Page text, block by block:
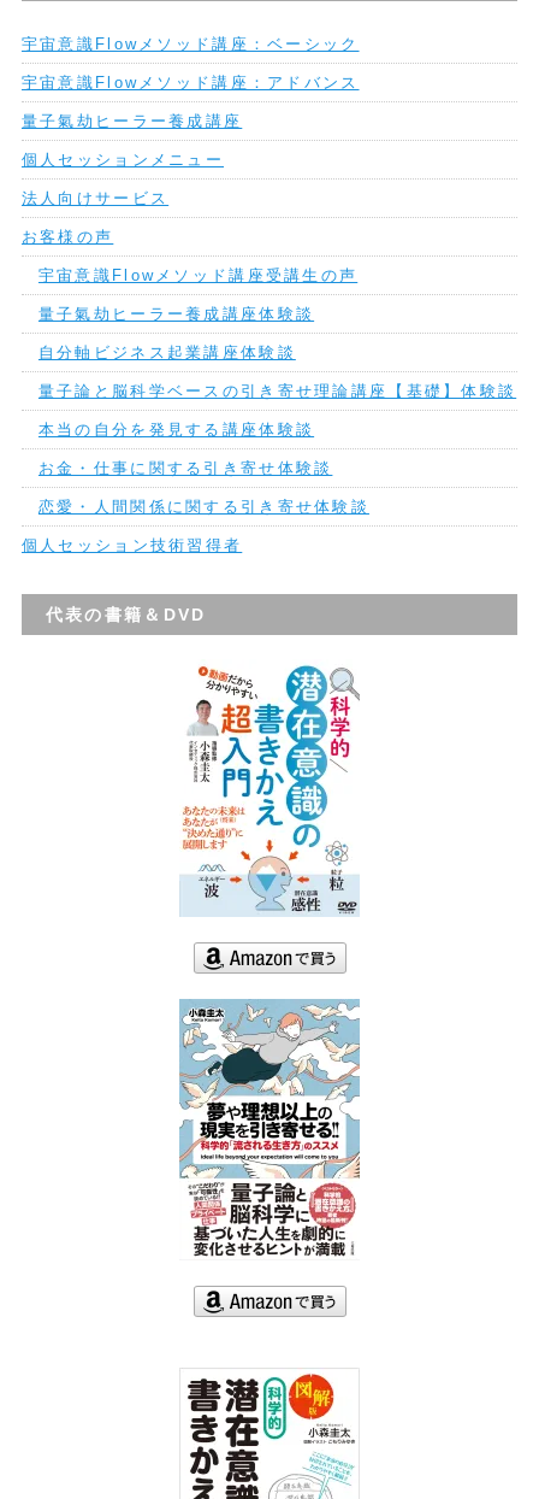
宇宙意識Flowメソッド講座：ベーシック
宇宙意識Flowメソッド講座：アドバンス
量子氣劫ヒーラー養成講座
個人セッションメニュー
法人向けサービス
お客様の声
宇宙意識Flowメソッド講座受講生の声
量子氣劫ヒーラー養成講座体験談
自分軸ビジネス起業講座体験談
量子論と脳科学ベースの引き寄せ理論講座【基礎】体験談
本当の自分を発見する講座体験談
お金・仕事に関する引き寄せ体験談
恋愛・人間関係に関する引き寄せ体験談
個人セッション技術習得者
代表の書籍＆DVD